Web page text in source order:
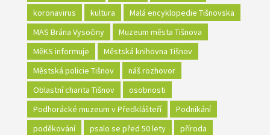
koronavirus
kultura
Malá encyklopedie Tišnovska
MAS Brána Vysočiny
Muzeum města Tišnova
MěKS informuje
Městská knihovna Tišnov
Městská policie Tišnov
náš rozhovor
Oblastní charita Tišnov
osobnosti
Podhorácké muzeum v Předklášteří
Podnikání
poděkování
psalo se před 50 lety
příroda